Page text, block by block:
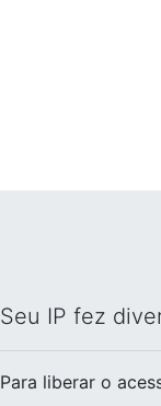
Seu IP fez
Para liberar o